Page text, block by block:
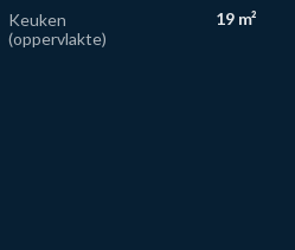
Keuken
(oppervlakte)
19 m²